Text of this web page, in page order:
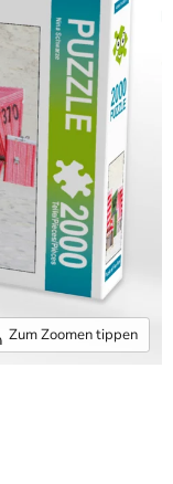
Zum Zoomen tippen